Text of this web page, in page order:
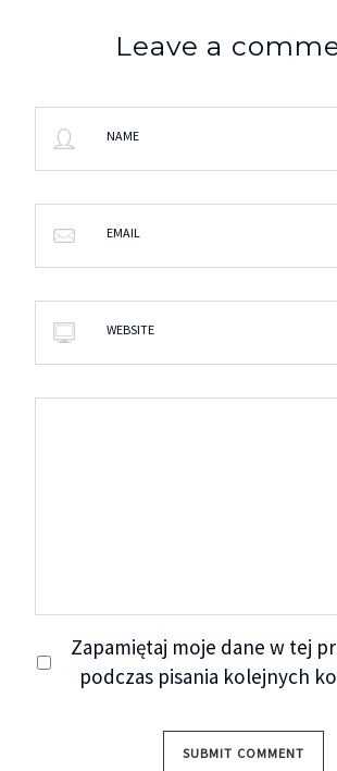
Leave a
NAME
EMAIL
WEBSITE
Zapamiętaj moje dane w tej
podczas pisania kolejnych